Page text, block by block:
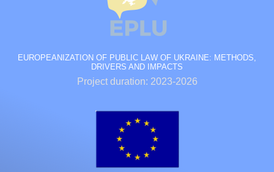
EUROPEANIZATION OF PUBLIC LAW OF UKRAINE: METHODS,
DRIVERS AND IMPACTS
Project duration: 2023-2026